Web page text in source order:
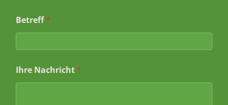
Betreff*
Ihre Nachricht *